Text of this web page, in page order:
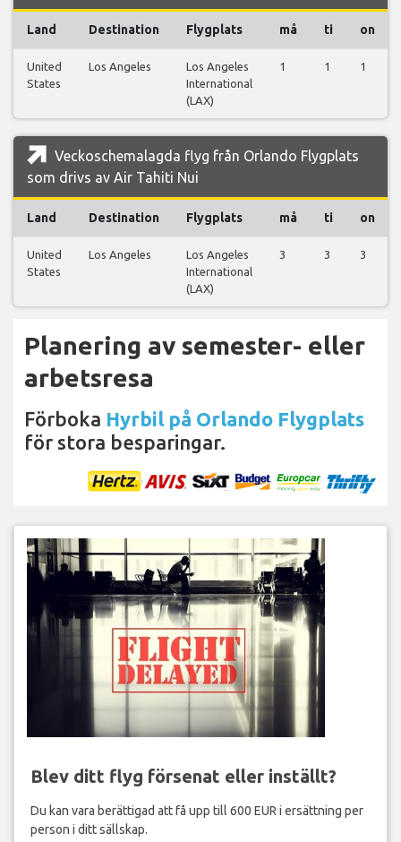
Land Destination Flygplats må ti on
United
States
Los Angeles
Los Angeles
International
(LAX)
1 1 1
Veckoschemalagda flyg från Orlando Flygplats
som drivs av Air Tahiti Nui
Land Destination Flygplats må ti on
United
States
Los Angeles
Los Angeles
International
(LAX)
3 3 3
Planering av semester- eller
arbetsresa
Förboka Hyrbil på Orlando Flygplats
för stora besparingar.
Blev ditt flyg försenat eller inställt?
Du kan vara berättigad att få upp till 600 EUR i ersättning per
person i ditt sällskap.